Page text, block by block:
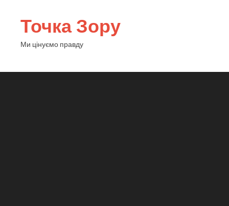
Точка Зору
Ми цінуємо правду